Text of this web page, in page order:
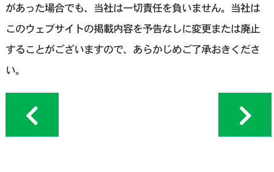
があった場合でも、当社は一切責任を負いません。当社は
このウェブサイトの掲載内容を予告なしに変更または廃止
することがございますので、あらかじめご了承おきくださ
い。